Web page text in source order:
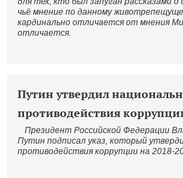
чьё мнение по данному
кардинально отличается от мнения
отличается.
Путин утвердил
противодействия
Президент Российской Федерации
Путин подписал указ, который
противодействия коррупции на 2018-20